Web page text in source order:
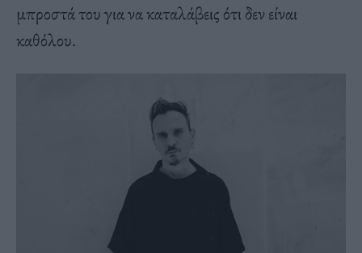
μπροστά του για να καταλάβεις ότι δεν είναι
καθόλου.